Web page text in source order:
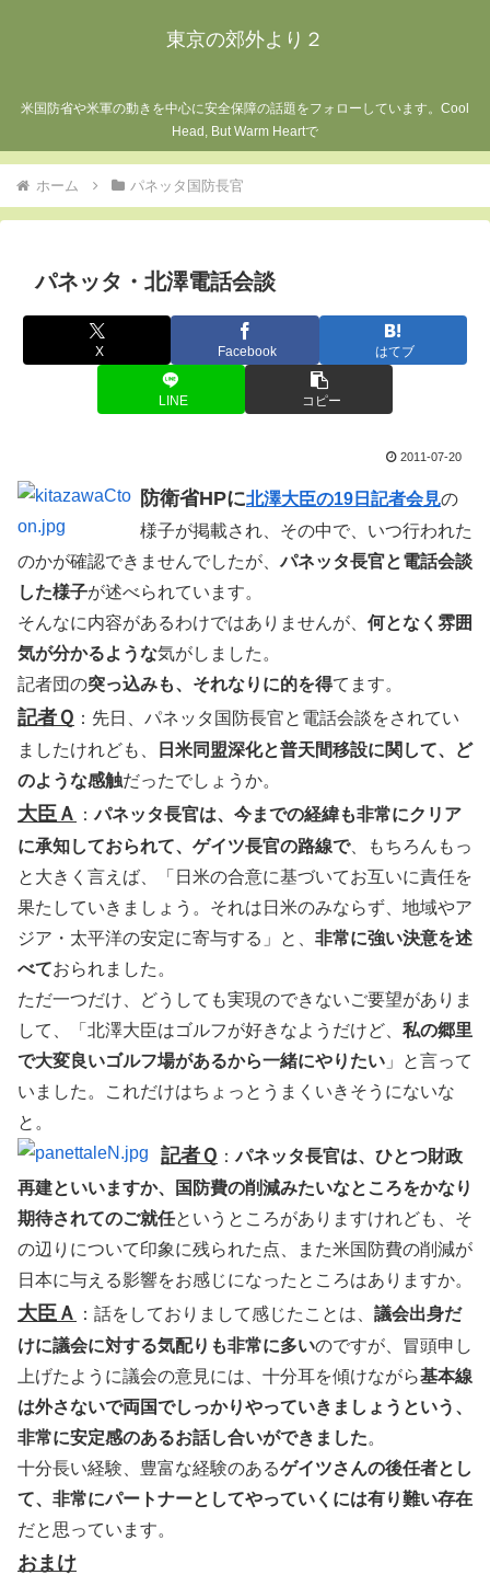
東京の郊外より２
米国防省や米軍の動きを中心に安全保障の話題をフォローしています。Cool
Head, But Warm Heartで
ホーム パネッタ国防長官
パネッタ・北澤電話会談
X Facebook はてブ
LINE コピー
2011-07-20
防衛省HPに北澤大臣の19日記者会見の
様子が掲載され、その中で、いつ行われた
のかが確認できませんでしたが、パネッタ長官と電話会談
した様子が述べられています。
そんなに内容があるわけではありませんが、 何となく雰囲
気が分かるような気がしました。
記者団の突っ込みも、それなりに的を得てます。
記者Ｑ ：先日、パネッタ国防長官と電話会談をされてい
ましたけれども、
日米同盟深化と普天間移設に関して、ど
のような感触だったでしょうか。
大臣Ａ ：パネッタ長官は、今までの経緯も非常にクリア
に承知しておられて、ゲイツ長官の路線で、もちろんもっ
と大きく言えば、「日米の合意に基づいてお互いに責任を
果たしていきましょう。それは日米のみならず、地域やア
ジア・太平洋の安定に寄与する」と、 非常に強い決意を述
べておられました。
ただ一つだけ、どうしても実現のできないご要望がありま
して、「北澤大臣はゴルフが好きなようだけど、 私の郷里
で大変良いゴルフ場があるから一緒にやりたい 」と言って
いました。これだけはちょっとうまくいきそうにないな
と。
記者Ｑ ：パネッタ長官は、ひとつ財政
再建といいますか、国防費の削減みたいなところをかなり
期待されてのご就任というところがありますけれども、そ
の辺りについて印象に残られた点、また米国防費の削減が
日本に与える影響をお感じになったところはありますか。
大臣Ａ ：話をしておりまして感じたことは、 議会出身だ
けに議会に対する気配りも非常に多いのですが、冒頭申し
上げたように議会の意見には、十分耳を傾けながら基本線
は外さないで両国でしっかりやっていきましょうという、
非常に安定感のあるお話し合いができました。
十分長い経験、豊富な経験のあるゲイツさんの後任者とし
て、非常にパートナーとしてやっていくには有り難い存在
だと思っています。
おまけ